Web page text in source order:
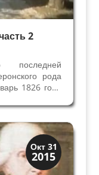
2
последней
рода
1826 года
времени.
брак —
Окт 31
2015